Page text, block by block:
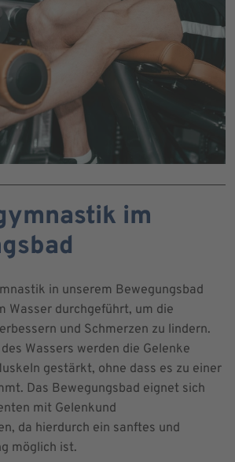
im
in unserem Bewegungsbad
Wasser durchgeführt, um die
und Schmerzen zu lindern.
Wassers werden die Gelenke
gestärkt, ohne dass es zu einer
Das Bewegungsbad eignet sich
mit Gelenkund
da hierdurch ein sanftes und
möglich ist.